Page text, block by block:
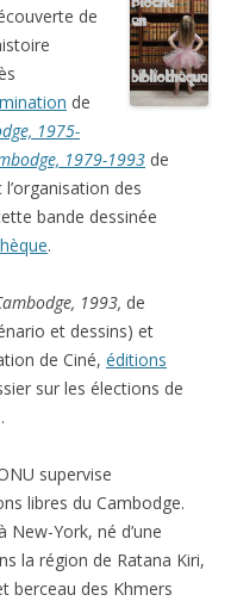
de
de
1975-
1979-1993 de
des
bande dessinée
.
1993, de
et dessins) et
de Ciné, éditions
sur les élections de
supervise
libres du Cambodge.
New-York, né d’une
la région de Ratana Kiri,
berceau des Khmers